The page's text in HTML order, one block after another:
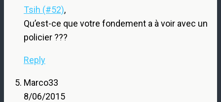
Tsih (#52),
Qu’est-ce que votre fondement a à voir avec un
policier ???
Reply
Marco33
8/06/2015